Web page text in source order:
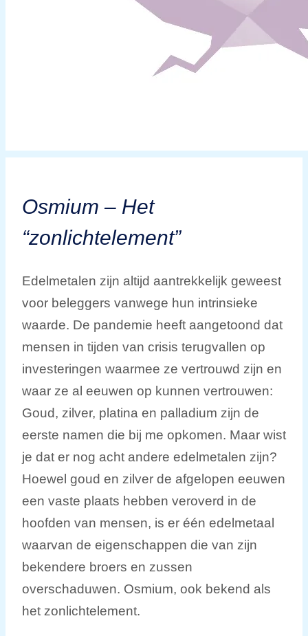
Osmium – Het
“zonlichtelement”
Edelmetalen zijn altijd aantrekkelijk geweest
voor beleggers vanwege hun intrinsieke
waarde. De pandemie heeft aangetoond dat
mensen in tijden van crisis terugvallen op
investeringen waarmee ze vertrouwd zijn en
waar ze al eeuwen op kunnen vertrouwen:
Goud, zilver, platina en palladium zijn de
eerste namen die bij me opkomen. Maar wist
je dat er nog acht andere edelmetalen zijn?
Hoewel goud en zilver de afgelopen eeuwen
een vaste plaats hebben veroverd in de
hoofden van mensen, is er één edelmetaal
waarvan de eigenschappen die van zijn
bekendere broers en zussen
overschaduwen. Osmium, ook bekend als
het zonlichtelement.